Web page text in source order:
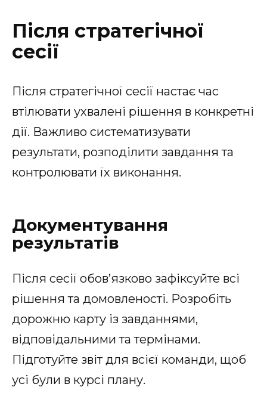
Після стратегічної
сесії
Після стратегічної сесії настає час
втілювати ухвалені рішення в конкретні
дії. Важливо систематизувати
результати, розподілити завдання та
контролювати їх виконання.
Документування
результатів
Після сесії обов’язково зафіксуйте всі
рішення та домовленості. Розробіть
дорожню карту із завданнями,
відповідальними та термінами.
Підготуйте звіт для всієї команди, щоб
усі були в курсі плану.